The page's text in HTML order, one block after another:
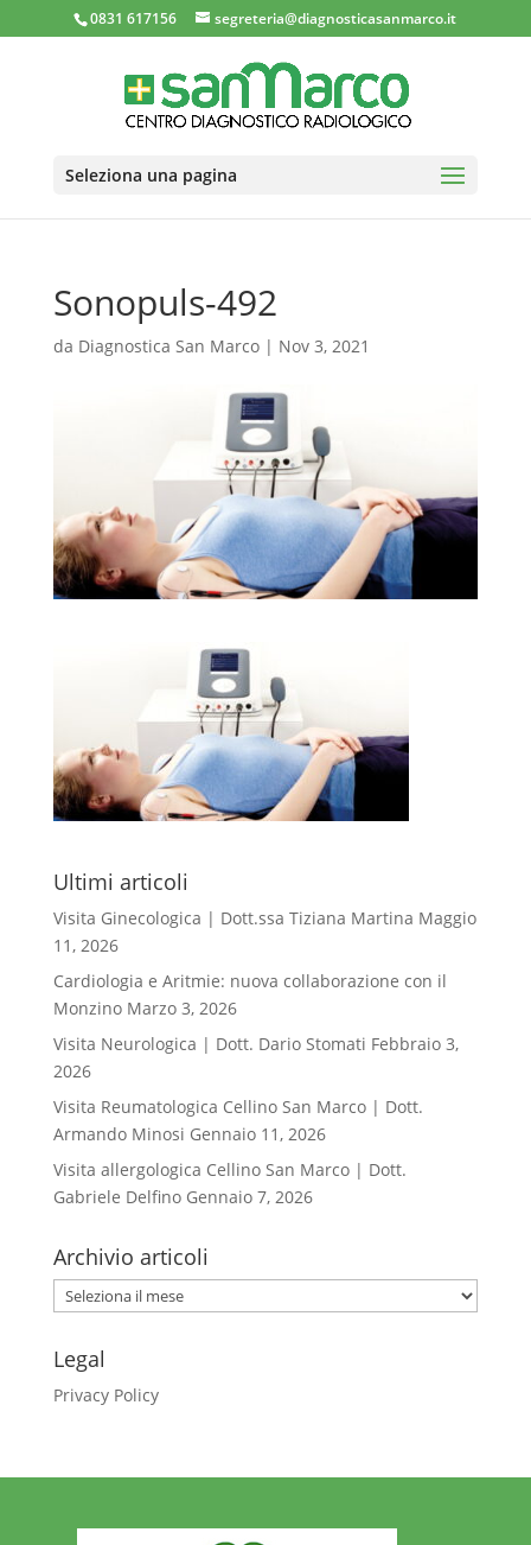
0831 617156 segreteria@diagnosticasanmarco.it
Seleziona una pagina
Sonopuls-492
da Diagnostica San Marco| Nov 3, 2021
Ultimi articoli
Visita Ginecologica | Dott.ssa Tiziana Martina Maggio
11, 2026
Cardiologia e Aritmie: nuova collaborazione con il
Monzino Marzo 3, 2026
Visita Neurologica | Dott. Dario Stomati Febbraio 3,
2026
Visita Reumatologica Cellino San Marco | Dott.
Armando Minosi Gennaio 11, 2026
Visita allergologica Cellino San Marco | Dott.
Gabriele Delfino Gennaio 7, 2026
Archivio articoli
Archivio
articoli
Legal
Privacy Policy